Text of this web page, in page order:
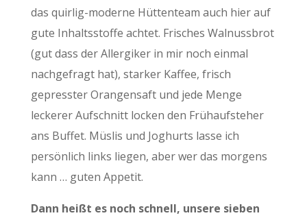
das quirlig-moderne Hüttenteam auch hier auf
gute Inhaltsstoffe achtet. Frisches Walnussbrot
(gut dass der Allergiker in mir noch einmal
nachgefragt hat), starker Kaffee, frisch
gepresster Orangensaft und jede Menge
leckerer Aufschnitt locken den Frühaufsteher
ans Buffet. Müslis und Joghurts lasse ich
persönlich links liegen, aber wer das morgens
kann … guten Appetit.
Dann heißt es noch schnell, unsere sieben